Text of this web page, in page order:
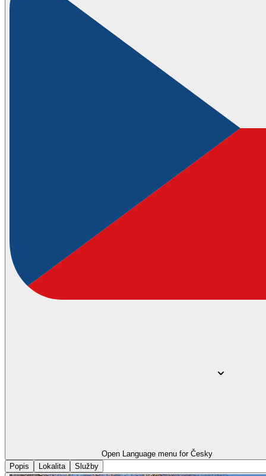
Open Language menu for Česky
Popis
Lokalita Služby